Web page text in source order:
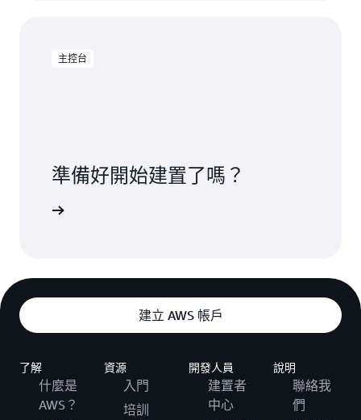
主控台
準備好開始建置了嗎？
建立 AWS 帳戶
了解
什麼是
AWS？
資源
入門
培訓
開發人員
建置者
中心
說明
聯絡我
們